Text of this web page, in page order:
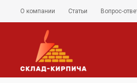
О компании Статьи Вопрос-